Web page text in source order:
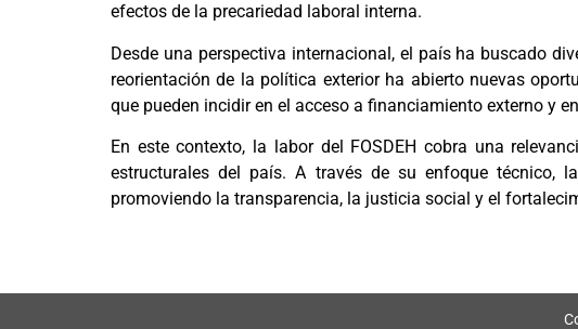
efectos de la precariedad laboral interna.
Desde una perspectiva internacional, el país ha buscado
reorientación de la política exterior ha abierto nuevas
que pueden incidir en el acceso a financiamiento externo y
En este contexto, la labor del FOSDEH cobra una
estructurales del país. A través de su enfoque técnico,
promoviendo la transparencia, la justicia social y el